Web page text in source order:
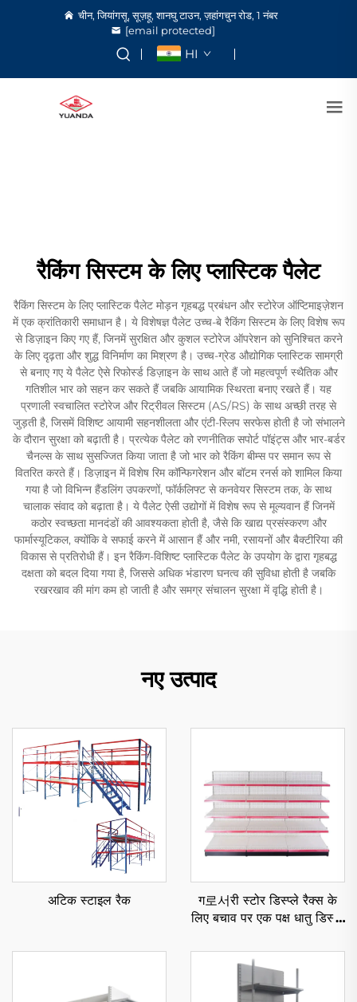
चीन, जियांगसू, सूज़हू, शानघु टाउन, ज़हांगचुन रोड, 1 नंबर
[email protected]
HI
रैकिंग सिस्टम के लिए प्लास्टिक पैलेट
रैकिंग सिस्टम के लिए प्लास्टिक पैलेट मोड़न गृहबद्ध प्रबंधन और स्टोरेज ऑप्टिमाइज़ेशन
में एक क्रांतिकारी समाधान है। ये विशेषज्ञ पैलेट उच्च-बे रैकिंग सिस्टम के लिए विशेष रूप
से डिज़ाइन किए गए हैं, जिनमें सुरक्षित और कुशल स्टोरेज ऑपरेशन को सुनिश्चित करने
के लिए दृढ़ता और शुद्ध विनिर्माण का मिश्रण है। उच्च-ग्रेड औद्योगिक प्लास्टिक सामग्री
से बनाए गए ये पैलेट ऐसे रिफोर्स्ड डिज़ाइन के साथ आते हैं जो महत्वपूर्ण स्थैतिक और
गतिशील भार को सहन कर सकते हैं जबकि आयामिक स्थिरता बनाए रखते हैं। यह
प्रणाली स्वचालित स्टोरेज और रिट्रीवल सिस्टम (AS/RS) के साथ अच्छी तरह से
जुड़ती है, जिसमें विशिष्ट आयामी सहनशीलता और एंटी-स्लिप सरफेस होती है जो संभालने
के दौरान सुरक्षा को बढ़ाती है। प्रत्येक पैलेट को रणनीतिक सपोर्ट पॉइंट्स और भार-बर्डर
चैनल्स के साथ सुसज्जित किया जाता है जो भार को रैकिंग बीम्स पर समान रूप से
वितरित करते हैं। डिज़ाइन में विशेष रिम कॉन्फिगरेशन और बॉटम रनर्स को शामिल किया
गया है जो विभिन्न हैंडलिंग उपकरणों, फॉर्कलिफ्ट से कनवेयर सिस्टम तक, के साथ
चालाक संवाद को बढ़ाता है। ये पैलेट ऐसी उद्योगों में विशेष रूप से मूल्यवान हैं जिनमें
कठोर स्वच्छता मानदंडों की आवश्यकता होती है, जैसे कि खाद्य प्रसंस्करण और
फार्मास्यूटिकल, क्योंकि वे सफाई करने में आसान हैं और नमी, रसायनों और बैक्टीरिया की
विकास से प्रतिरोधी हैं। इन रैकिंग-विशिष्ट प्लास्टिक पैलेट के उपयोग के द्वारा गृहबद्ध
दक्षता को बदल दिया गया है, जिससे अधिक भंडारण घनत्व की सुविधा होती है जबकि
रखरखाव की मांग कम हो जाती है और समग्र संचालन सुरक्षा में वृद्धि होती है।
नए उत्पाद
अटिक स्टाइल रैक
ग로서री स्टोर डिस्प्ले रैक्स के
लिए बचाव पर एक पक्ष धातु डिस्प्ले